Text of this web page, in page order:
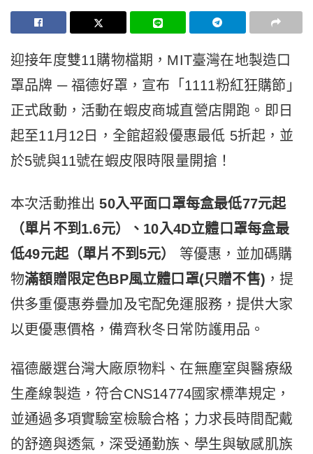
迎接年度雙11購物檔期，MIT臺灣在地製造口
罩品牌 ─ 福德好罩，宣布「1111粉紅狂購節」
正式啟動，活動在蝦皮商城直營店開跑。即日
起至11月12日，全館超殺優惠最低 5折起，並
於5號與11號在蝦皮限時限量開搶！
本次活動推出50入平面口罩每盒最低77元起
（單片不到1.6元）、10入4D立體口罩每盒最
低49元起（單片不到5元） 等優惠，並加碼購
物滿額贈限定色BP風立體口罩(只贈不售) ，提
供多重優惠券疊加及宅配免運服務，提供大家
以更優惠價格，備齊秋冬日常防護用品。
福德嚴選台灣大廠原物料、在無塵室與醫療級
生產線製造，符合CNS14774國家標準規定，
並通過多項實驗室檢驗合格；力求長時間配戴
的舒適與透氣，深受通勤族、學生與敏感肌族